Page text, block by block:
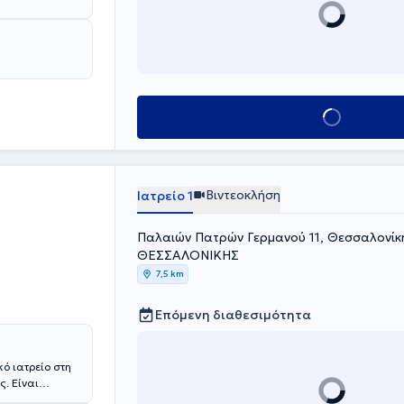
Κλείσε ραντεβού
ιατρείο στη
Είναι
Ιατρείο 1 Βιντεοκλήση
Παλαιών Πατρών Γερμανού 11,
ΘΕΣΣΑΛΟΝΙΚΗΣ
7,5 km
Επόμενη διαθεσιμότητα